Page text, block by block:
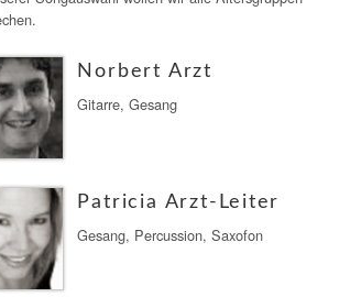
Norbert Arzt
Gitarre, Gesang
Patricia Arzt-Leiter
Gesang, Percussion, Saxofon